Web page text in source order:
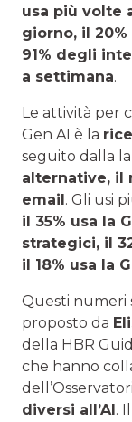
usa più volte
giorno, il
91% degli
a settimana.
Le attività per
Gen AI è la
seguito dalla la
alternative, il
email . Gli usi
il 35% usa la
strategici, il
il 18% usa la
Questi numeri
proposto da
della HBR
che hanno
diversi all’AI .